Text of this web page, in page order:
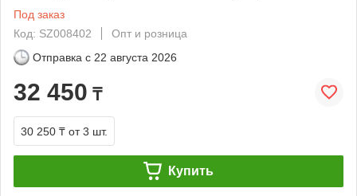
Под заказ
Код: SZ008402
Опт и розница
Отправка с 22 августа 2026
32 450 ₸
30 250 ₸ от 3 шт.
Купить